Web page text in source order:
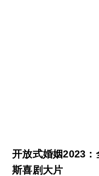
开放式婚姻2023
斯喜剧大片